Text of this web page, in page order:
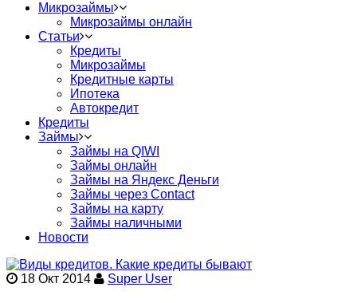
Микрозаймы
Микрозаймы онлайн
Статьи
Кредиты
Микрозаймы
Кредитные карты
Ипотека
Автокредит
Кредиты
Займы
Займы на QIWI
Займы онлайн
Займы на Яндекс Деньги
Займы через Contact
Займы на карту
Займы наличными
Новости
18 Окт 2014 Super User